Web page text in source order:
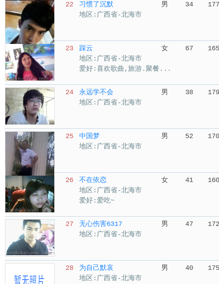
22 习惯了沉默 男 34
177
地区:广西省-北海市
23 踩云 女 67
165
地区:广西省-北海市
爱好:喜欢歌曲,旅游.聚餐...
24 永远学不会 男 38
179
地区:广西省-北海市
25 中国梦 男 52
170
地区:广西省-北海市
26 不在依恋 女 41
160
地区:广西省-北海市
爱好:爱吃~
27 无心伤害6317 男 47
172
地区:广西省-北海市
28 为自己默哀 男 40
175
地区:广西省-北海市